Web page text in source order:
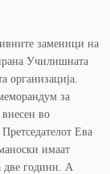
заменици на
Училишната
организација.
за
во
Ева
имаат
две години. А